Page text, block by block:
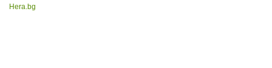
Hera.bg